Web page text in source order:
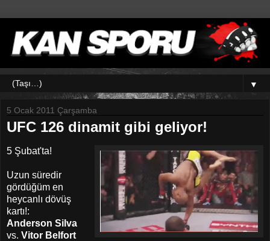
▼
5 Ocak 2011 Çarşamba
UFC 126 dinamit gibi geliyor!
5 Şubat'ta!
Uzun süredir
gördüğüm en
heycanlı dövüş
kartı!:
Anderson Silva
vs. Vitor Belfort